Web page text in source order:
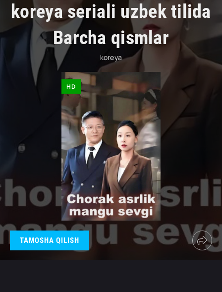
koreya seriali uzbek tilida
Barcha qismlar
koreya
HD
TAMOSHA QILISH